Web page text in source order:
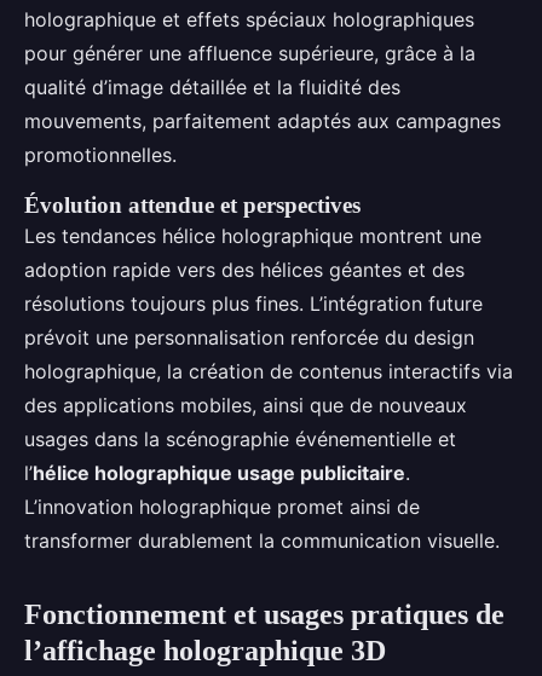
holographique et effets spéciaux holographiques
pour générer une affluence supérieure, grâce à la
qualité d’image détaillée et la fluidité des
mouvements, parfaitement adaptés aux campagnes
promotionnelles.
Évolution attendue et perspectives
Les tendances hélice holographique montrent une
adoption rapide vers des hélices géantes et des
résolutions toujours plus fines. L’intégration future
prévoit une personnalisation renforcée du design
holographique, la création de contenus interactifs via
des applications mobiles, ainsi que de nouveaux
usages dans la scénographie événementielle et
l’hélice holographique usage publicitaire.
L’innovation holographique promet ainsi de
transformer durablement la communication visuelle.
Fonctionnement et usages pratiques de
l’affichage holographique 3D